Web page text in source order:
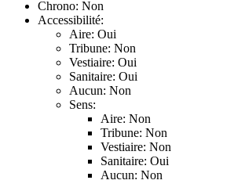
Chrono: Non
Accessibilité:
Aire: Oui
Tribune: Non
Vestiaire: Oui
Sanitaire: Oui
Aucun: Non
Sens:
Aire: Non
Tribune: Non
Vestiaire: Non
Sanitaire: Oui
Aucun: Non